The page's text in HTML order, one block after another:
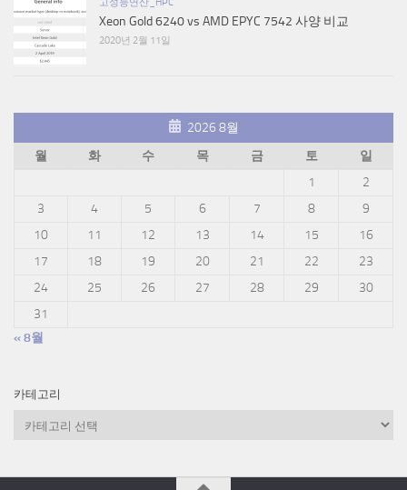
Xeon Gold 6240 vs AMD EPYC 7542 사양 비교
2020년 2월 11일
2026 8월
월
화 수 목 금 토
일
1
2
3
4 5 6 7 8
9
10
11 12 13 14 15
16
17
18 19 20 21 22
23
24
25 26 27 28 29
30
31
« 8월
카테고리
리